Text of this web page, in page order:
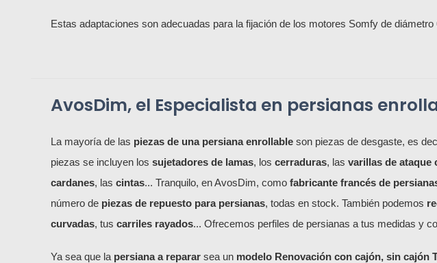
Estas adaptaciones son adecuadas para la fijación de los motores Somfy de diámetro
AvosDim, el Especialista en persianas
La mayoría de las piezas de una persiana enrollable son piezas de desgaste, es
piezas se incluyen los sujetadores de lamas, los cerraduras, las varillas de ataque
cardanes, las cintas... Tranquilo, en AvosDim, como fabricante francés de
número de piezas de repuesto para persianas, todas en stock. También podemos
curvadas, tus carriles rayados... Ofrecemos perfiles de persianas a tus medidas y
Ya sea que la persiana a reparar sea un modelo Renovación con cajón, sin cajón